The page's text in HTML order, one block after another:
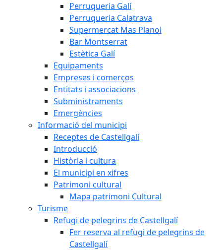
Perruqueria Galí
Perruqueria Calatrava
Supermercat Mas Planoi
Bar Montserrat
Estètica Galí
Equipaments
Empreses i comerços
Entitats i associacions
Subministraments
Emergències
Informació del municipi
Receptes de Castellgalí
Introducció
Història i cultura
El municipi en xifres
Patrimoni cultural
Mapa patrimoni Cultural
Turisme
Refugi de pelegrins de Castellgalí
Fer reserva al refugi de pelegrins de
Castellgalí